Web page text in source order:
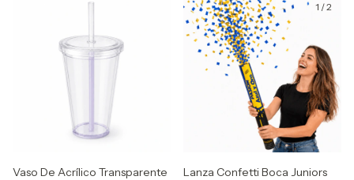
Vaso De Acrílico Transparente
1 /2
Lanza Confetti Boca Juniors